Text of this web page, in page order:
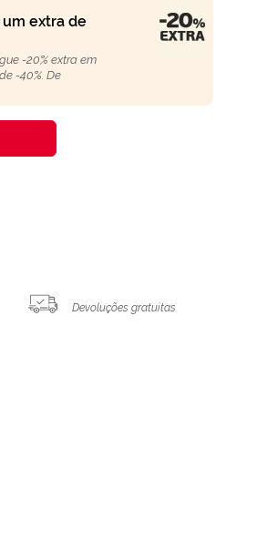
um extra de
-20% extra em
-40%. De
Devoluções gratuitas